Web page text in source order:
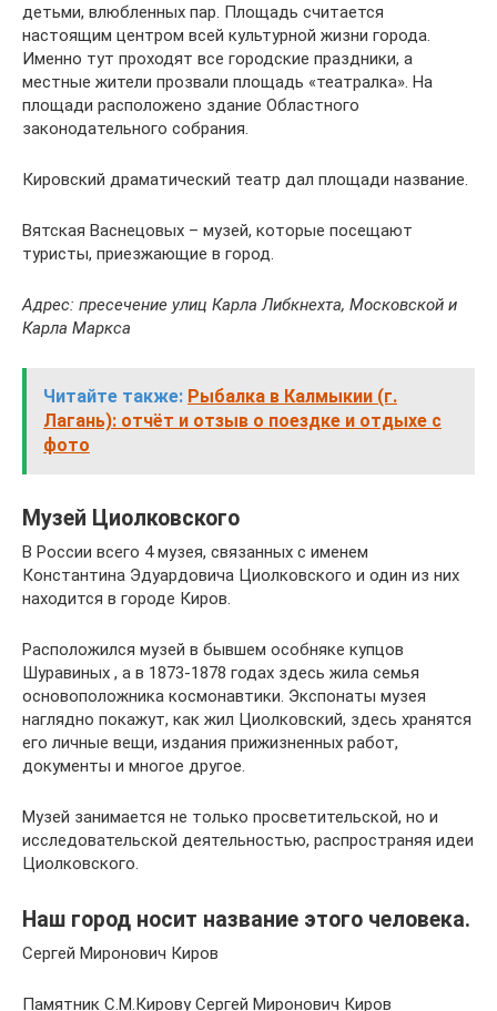
детьми, влюбленных пар. Площадь считается
настоящим центром всей культурной жизни города.
Именно тут проходят все городские праздники, а
местные жители прозвали площадь «театралка». На
площади расположено здание Областного
законодательного собрания.
Кировский драматический театр дал площади название.
Вятская Васнецовых – музей, которые посещают
туристы, приезжающие в город.
Адрес: пресечение улиц Карла Либкнехта, Московской и
Карла Маркса
Читайте также: Рыбалка в Калмыкии (г.
Лагань): отчёт и отзыв о поездке и отдыхе с
фото
Музей Циолковского
В России всего 4 музея, связанных с именем
Константина Эдуардовича Циолковского и один из них
находится в городе Киров.
Расположился музей в бывшем особняке купцов
Шуравиных , а в 1873-1878 годах здесь жила семья
основоположника космонавтики. Экспонаты музея
наглядно покажут, как жил Циолковский, здесь хранятся
его личные вещи, издания прижизненных работ,
документы и многое другое.
Музей занимается не только просветительской, но и
исследовательской деятельностью, распространяя идеи
Циолковского.
Наш город носит название этого человека.
Сергей Миронович Киров
Памятник С.М.Кирову Сергей Миронович Киров